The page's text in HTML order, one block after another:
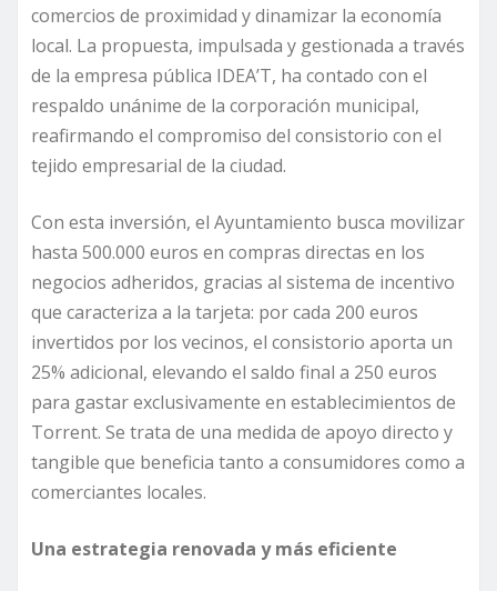
comercios de proximidad y dinamizar la economía
local. La propuesta, impulsada y gestionada a través
de la empresa pública IDEA’T, ha contado con el
respaldo unánime de la corporación municipal,
reafirmando el compromiso del consistorio con el
tejido empresarial de la ciudad.
Con esta inversión, el Ayuntamiento busca movilizar
hasta 500.000 euros en compras directas en los
negocios adheridos, gracias al sistema de incentivo
que caracteriza a la tarjeta: por cada 200 euros
invertidos por los vecinos, el consistorio aporta un
25% adicional, elevando el saldo final a 250 euros
para gastar exclusivamente en establecimientos de
Torrent. Se trata de una medida de apoyo directo y
tangible que beneficia tanto a consumidores como a
comerciantes locales.
Una estrategia renovada y más eficiente